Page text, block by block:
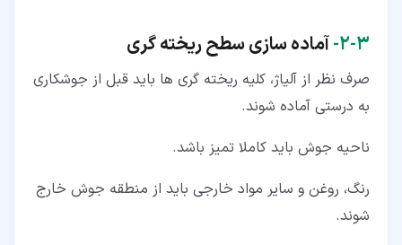
۳‏-‏۲‏- آماده سازی سطح ریخته گری
صرف نظر از آلیاژ، کلیه ریخته گری ها باید قبل از جوشکاری
به درستی آماده شوند.
ناحیه جوش باید کاملا تمیز باشد.
رنگ، روغن و سایر مواد خارجی باید از منطقه جوش خارج
شوند.